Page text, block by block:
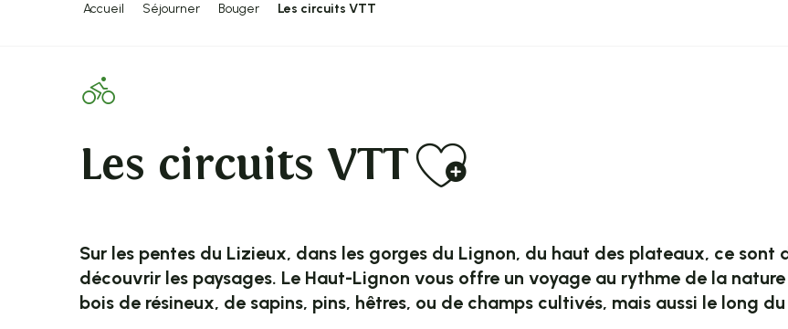
Accueil Séjourner Bouger Les circuits VTT
Les circuits VTTAjouter aux
Sur les pentes du Lizieux, dans les gorges du Lignon, du haut des plateaux, ce sont
découvrir les paysages. Le Haut-Lignon vous offre un voyage au rythme de la
bois de résineux, de sapins, pins, hêtres, ou de champs cultivés, mais aussi le long